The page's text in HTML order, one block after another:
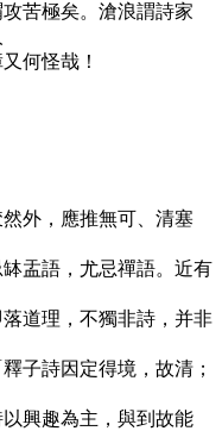
苦極矣。滄浪謂詩家
何怪哉！
外，應推無可、清塞
盂語，尤忌禪語。近有
道理，不獨非詩，并非
子詩因定得境，故清；
興趣為主，與到故能